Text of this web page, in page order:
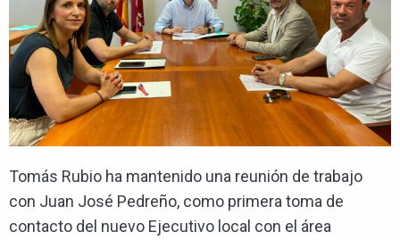
Tomás Rubio ha mantenido una reunión de trabajo
con Juan José Pedreño, como primera toma de
contacto del nuevo Ejecutivo local con el área